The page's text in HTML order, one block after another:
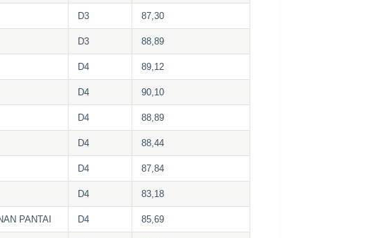
D3 87,30
D3 88,89
D4 89,12
D4 90,10
D4 88,89
D4 88,44
D4 87,84
D4 83,18
PANTAI D4 85,69